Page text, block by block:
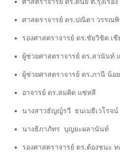
ศาสตราจารย์ ดร.ปณิตา วรรณ
รองศาสตราจารย์ ดร.ชัยวิชิต เ
ผู้ช่วยศาสตราจารย์ ดร.สวนันท์
ผู้ช่วยศาสตราจารย์ ดร.ภานี น้อ
อาจารย์ ดร.สมคิด แซ่หลี
นางสาวธัญญ์รวี ธนเมธีเวโรจน์
นางธิภาภัทร บุญยะผลานันท์
รองศาสตราจารย์ ดร.ต้องชนะ ท